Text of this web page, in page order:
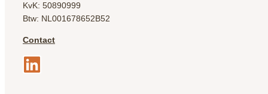
KvK: 50890999
Btw: NL001678652B52
Contact